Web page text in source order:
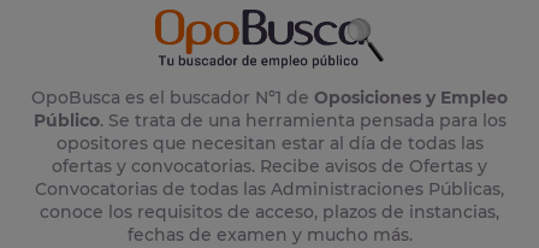
OpoBusca es el buscador Nº1 de Oposiciones y Empleo
Público. Se trata de una herramienta pensada para los
opositores que necesitan estar al día de todas las
ofertas y convocatorias. Recibe avisos de Ofertas y
Convocatorias de todas las Administraciones Públicas,
conoce los requisitos de acceso, plazos de instancias,
fechas de examen y mucho más.